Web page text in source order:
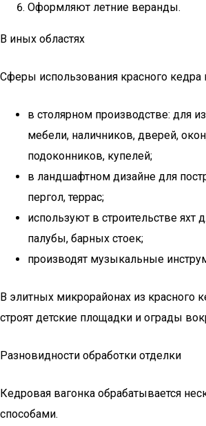
Оформляют летние веранды.
В иных областях
Сферы использования красного кедра
в столярном производстве: для
мебели, наличников, дверей,
подоконников, купелей;
в ландшафтном дизайне для
пергол, террас;
используют в строительстве яхт
палубы, барных стоек;
производят музыкальные
В элитных микрорайонах из красного
строят детские площадки и ограды
Разновидности обработки отделки
Кедровая вагонка обрабатывается
способами.